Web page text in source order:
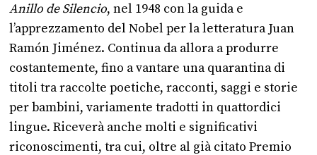
Anillo de Silencio, nel 1948 con la guida e
l’apprezzamento del Nobel per la letteratura Juan
Ramón Jiménez. Continua da allora a produrre
costantemente, fino a vantare una quarantina di
titoli tra raccolte poetiche, racconti, saggi e storie
per bambini, variamente tradotti in quattordici
lingue. Riceverà anche molti e significativi
riconoscimenti, tra cui, oltre al già citato Premio